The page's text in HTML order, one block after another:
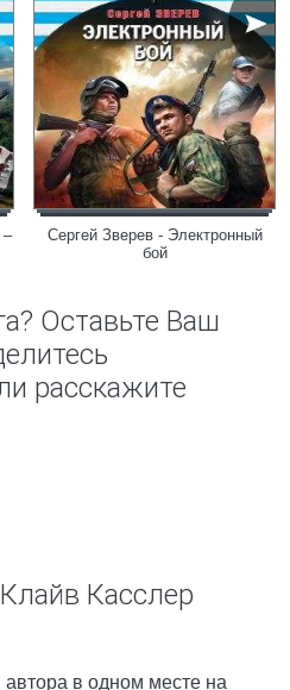
–
Сергей Зверев - Электронный
бой
Оставьте Ваш
расскажите
Касслер
автора в одном месте на